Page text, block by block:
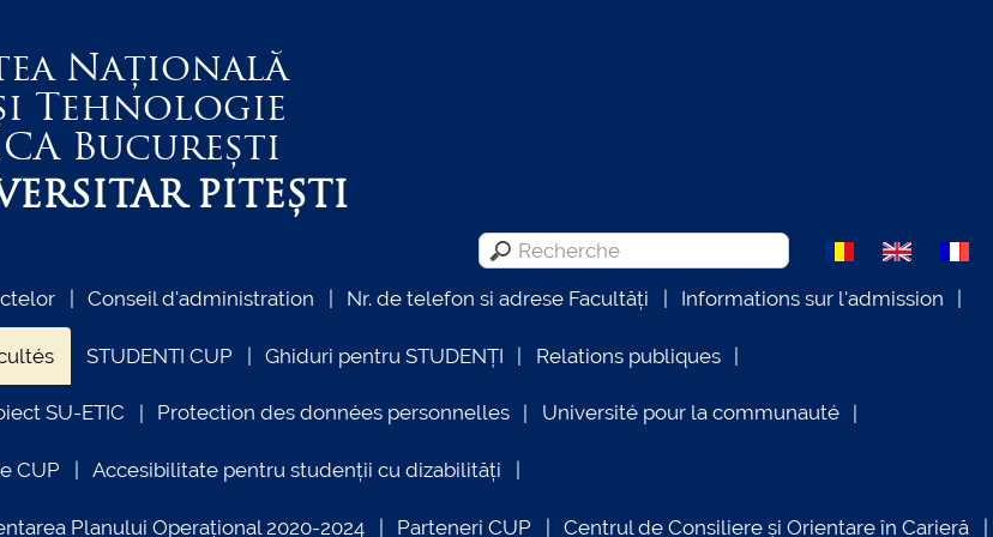
Națională
Tehnologie
București
PITEȘTI
Conseil d'administration Nr. de telefon si adrese Facultăți Informations sur l'admission
STUDENTI CUP Ghiduri pentru STUDENȚI Relations publiques
SU-ETIC Protection des données personnelles Université pour la communauté
CUP Accesibilitate pentru studenții cu dizabilități
Planului Operațional 2020-2024 Parteneri CUP Centrul de Consiliere și Orientare în Carieră